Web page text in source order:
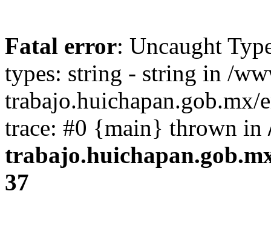
Fatal error: Uncaught
types: string - string in /
trabajo.huichapan.gob.mx/
trace: #0 {main} thrown in
37